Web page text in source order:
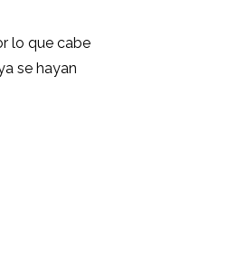
lo que cabe
se hayan